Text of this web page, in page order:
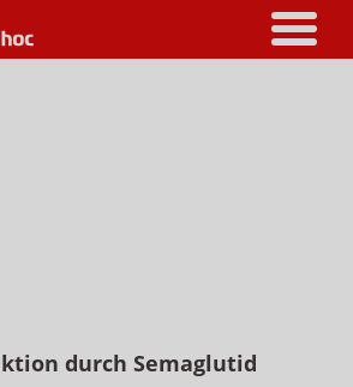
durch Semaglutid